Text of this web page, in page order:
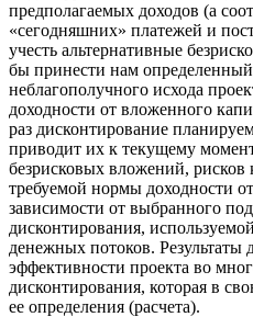
предполагаемых доходов (а
«сегодняшних» платежей и
учесть альтернативные
бы принести нам
неблагополучного исхода
доходности от вложенного
раз дисконтирование
приводит их к текущему
безрисковых вложений, рисков
требуемой нормы доходности
зависимости от выбранного
дисконтирования,
денежных потоков. Результаты
эффективности проекта во
дисконтирования, которая в
ее определения (расчета).